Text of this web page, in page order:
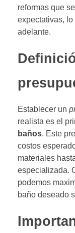
reformas que
expectativas,
adelante.
Establecer un
realista es el
baños. Este
costos
materiales
especializada.
podemos
baño deseado